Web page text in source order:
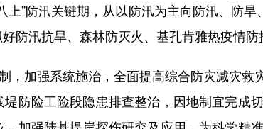
”防汛关键期，从以防汛为主向防汛、防旱
防汛抗旱、森林防灭火、基孔肯雅热疫情防
加强系统施治，全面提高综合防灾减灾救
防险工险段隐患排查整治，因地制宜完成